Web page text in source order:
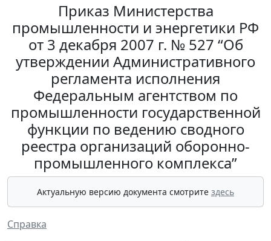
Приказ Министерства
промышленности и энергетики РФ
от 3 декабря 2007 г. № 527 “Об
утверждении Административного
регламента исполнения
Федеральным агентством по
промышленности государственной
функции по ведению сводного
реестра организаций оборонно-
промышленного комплекса”
Актуальную версию документа смотрите здесь
Справка